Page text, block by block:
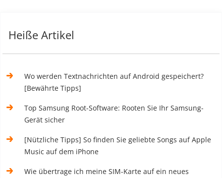
Heiße Artikel
Wo werden Textnachrichten auf Android gespeichert?
[Bewährte Tipps]
Top Samsung Root-Software: Rooten Sie Ihr Samsung-
Gerät sicher
[Nützliche Tipps] So finden Sie geliebte Songs auf Apple
Music auf dem iPhone
Wie übertrage ich meine SIM-Karte auf ein neues